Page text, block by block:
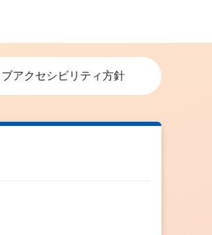
ブアクセシビリティ方針